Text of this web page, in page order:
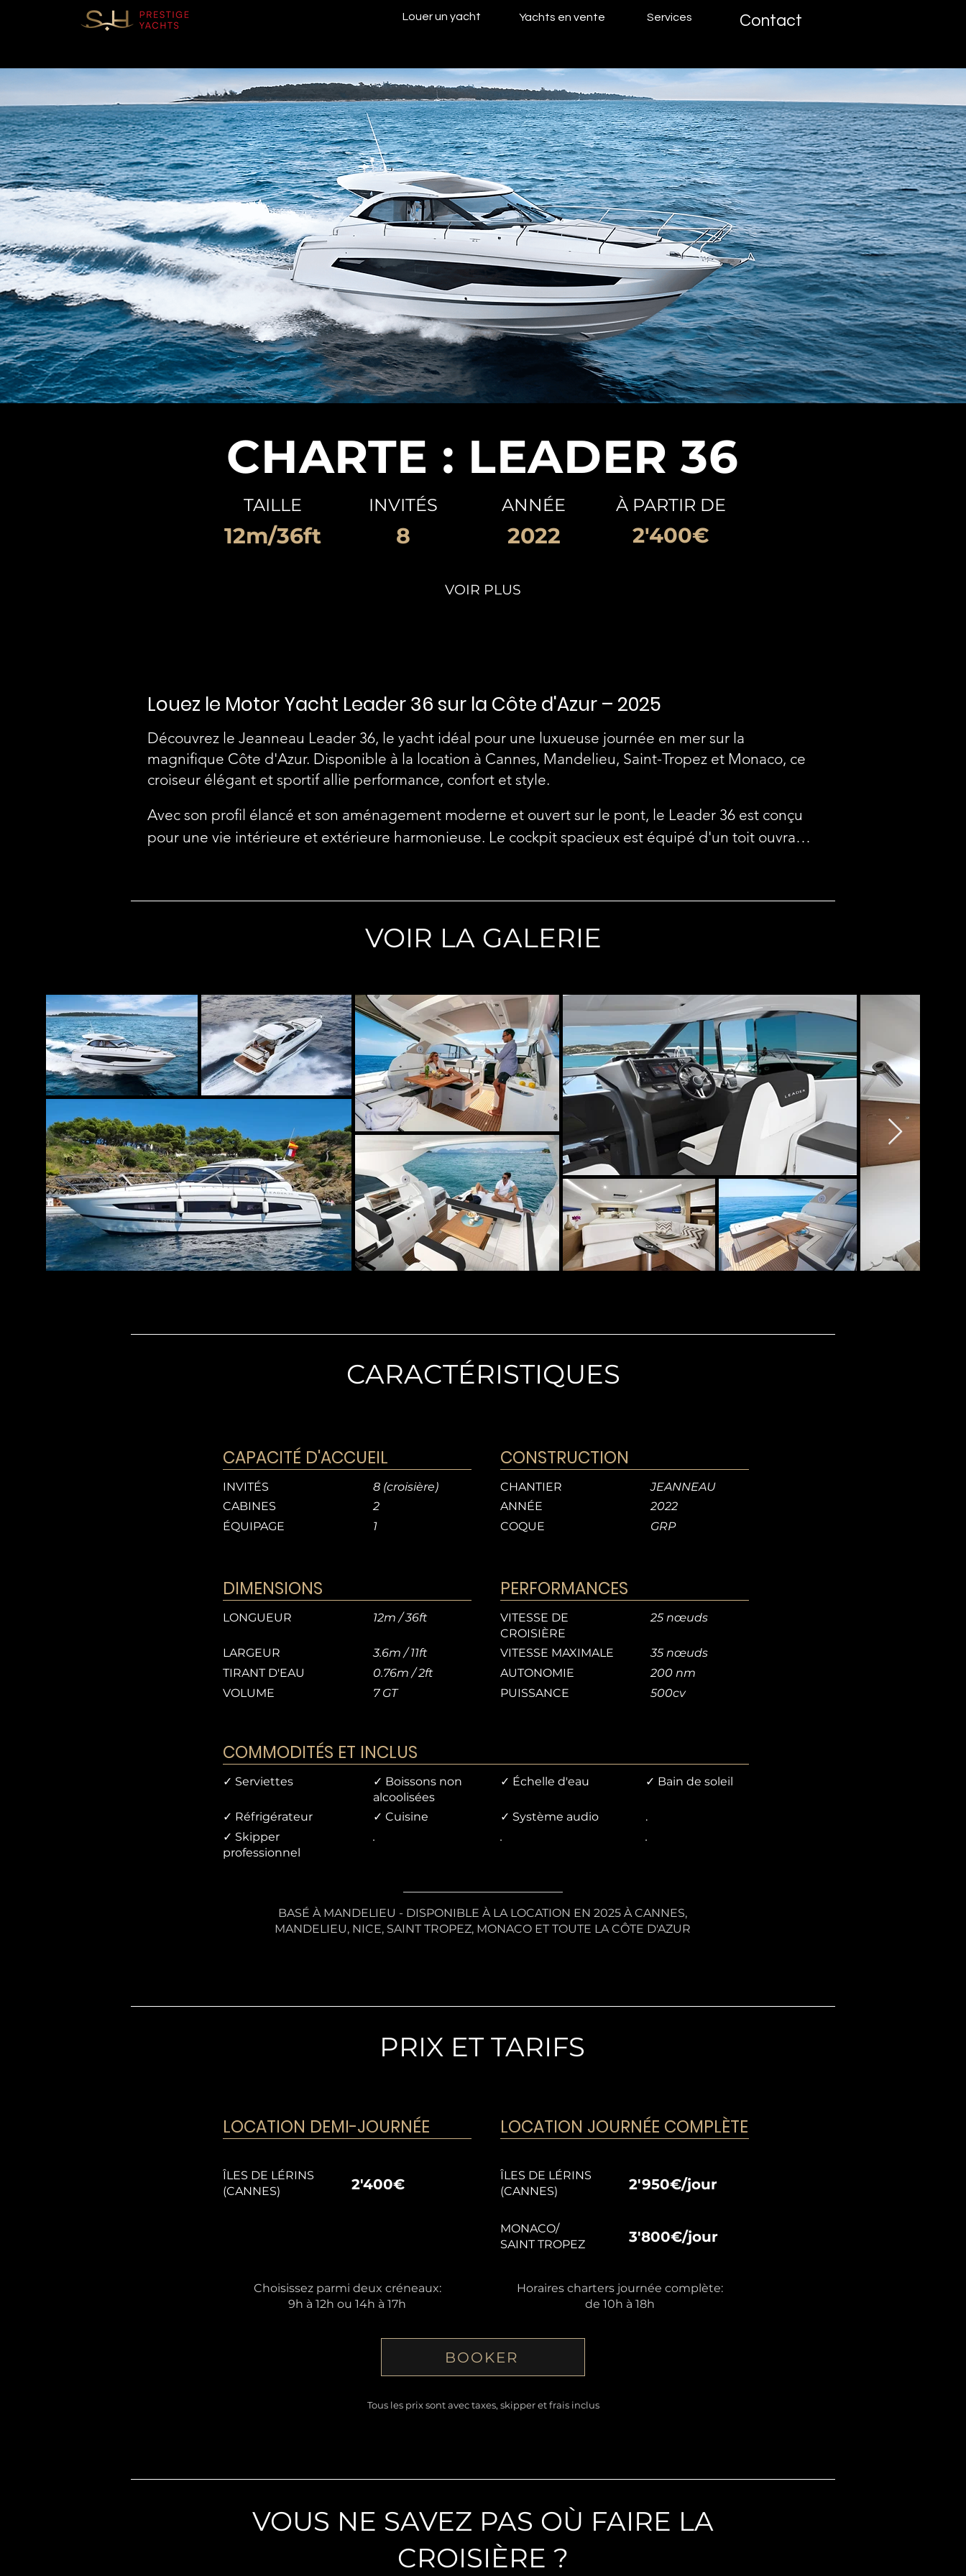
Louer un yacht Yachts en vente Services Contact
CHARTE : LEADER 36
TAILLE
12m/36ft
INVITÉS
8
ANNÉE
2022
À PARTIR DE
2'400€
VOIR PLUS
Louez le Motor Yacht Leader 36 sur la Côte d'Azur – 2025
Découvrez le Jeanneau Leader 36, le yacht idéal pour une luxueuse journée en mer sur la
magnifique Côte d'Azur. Disponible à la location à Cannes, Mandelieu, Saint-Tropez et Monaco, ce
croiseur élégant et sportif allie performance, confort et style.
Avec son profil élancé et son aménagement moderne et ouvert sur le pont, le Leader 36 est conçu
pour une vie intérieure et extérieure harmonieuse. Le cockpit spacieux est équipé d'un toit ouvrant,
imprenable sur la mer.
À bord, vous découvrirez un salon magnifiquement conçu, doté de fenêtres panoramiques
sophistiquée, une kitchenette entièrement équipée et un coin salon convertible pour plus de
flexibilité. Que vous prévoyiez une escapade romantique, une journée en famille ou une sortie
entre amis, le Leader 36 vous garantit une expérience de navigation haut de gamme.
Équipé de deux moteurs, le Leader 36 offre une navigation exaltante et une croisière fluide et
stable. Son agilité le rend idéal pour explorer les criques cachées, les destinations côtières
emblématiques et les hauts lieux animés de la Côte d'Azur.
Que vous souhaitiez vous détendre au mouillage dans la baie de Cannes, naviguer le long de
l'Estérel ou découvrir le glamour de Monaco, ce yacht est le choix idéal. Profitez de baignades, de
bains de soleil et de sports nautiques pendant que notre équipe expérimentée vous assure une
location sans accroc du début à la fin.
VOIR LA GALERIE
CARACTÉRISTIQUES
CAPACITÉ D'ACCUEIL
INVITÉS
CABINES
ÉQUIPAGE
8 (croisière)
2
1
DIMENSIONS
LONGUEUR
LARGEUR
TIRANT D'EAU
VOLUME
12m / 36ft
3.6m / 11ft
0.76m / 2ft
7 GT
CONSTRUCTION
CHANTIER
ANNÉE
COQUE
JEANNEAU
2022
GRP
PERFORMANCES
VITESSE DE
CROISIÈRE
VITESSE MAXIMALE
AUTONOMIE
PUISSANCE
25 nœuds
35 nœuds
200 nm
500cv
COMMODITÉS ET INCLUS
✓ Serviettes
✓ Réfrigérateur
✓ Skipper
professionnel
✓ Boissons non
alcoolisées
✓ Cuisine
.
✓ Échelle d'eau
✓ Système audio
.
✓ Bain de soleil
.
.
BASÉ À MANDELIEU - DISPONIBLE À LA LOCATION EN 2025 À CANNES,
MANDELIEU, NICE, SAINT TROPEZ, MONACO ET TOUTE LA CÔTE D'AZUR
PRIX ET TARIFS
LOCATION DEMI-JOURNÉE LOCATION JOURNÉE COMPLÈTE
ÎLES DE LÉRINS
(CANNES)
2'400€
ÎLES DE LÉRINS
(CANNES)
2'950€/jour
MONACO/
SAINT TROPEZ
3'800€/jour
Choisissez parmi deux créneaux:
9h à 12h ou 14h à 17h
Horaires charters journée complète:
de 10h à 18h
BOOKER
Tous les prix sont avec taxes, skipper et frais inclus
VOUS NE SAVEZ PAS OÙ FAIRE LA
CROISIÈRE ?